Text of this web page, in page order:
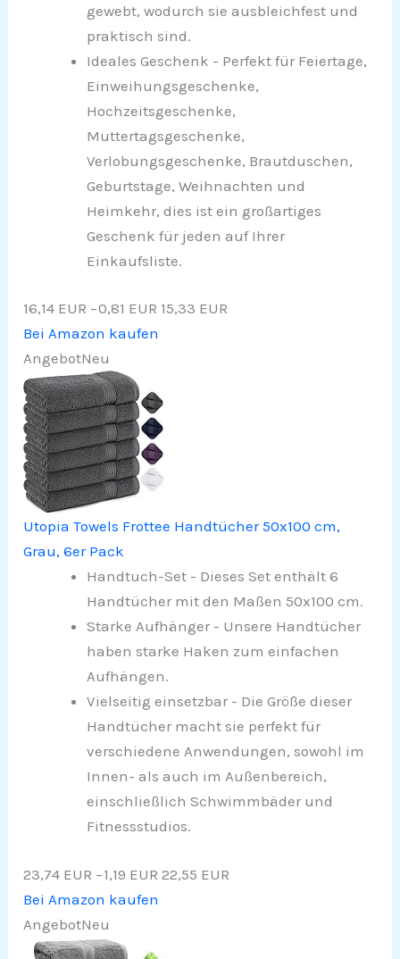
gewebt, wodurch sie ausbleichfest und
praktisch sind.
Ideales Geschenk - Perfekt für Feiertage,
Einweihungsgeschenke,
Hochzeitsgeschenke,
Muttertagsgeschenke,
Verlobungsgeschenke, Brautduschen,
Geburtstage, Weihnachten und
Heimkehr, dies ist ein großartiges
Geschenk für jeden auf Ihrer
Einkaufsliste.
16,14 EUR −0,81 EUR 15,33 EUR
Bei Amazon kaufen
AngebotNeu
Utopia Towels Frottee Handtücher 50x100 cm,
Grau, 6er Pack
Handtuch-Set - Dieses Set enthält 6
Handtücher mit den Maßen 50x100 cm.
Starke Aufhänger - Unsere Handtücher
haben starke Haken zum einfachen
Aufhängen.
Vielseitig einsetzbar - Die Größe dieser
Handtücher macht sie perfekt für
verschiedene Anwendungen, sowohl im
Innen- als auch im Außenbereich,
einschließlich Schwimmbäder und
Fitnessstudios.
23,74 EUR −1,19 EUR 22,55 EUR
Bei Amazon kaufen
AngebotNeu